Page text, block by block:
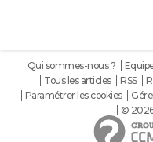
Qui sommes-nous ?
Tous les articles
RSS
Paramétrer les cookies
©